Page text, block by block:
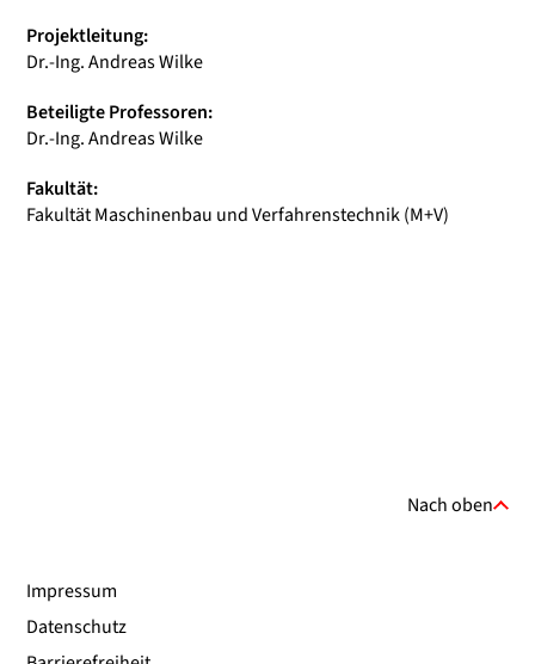
Projektleitung:
Dr.-Ing. Andreas Wilke
Beteiligte Professoren:
Dr.-Ing. Andreas Wilke
Fakultät:
Fakultät Maschinenbau und Verfahrenstechnik (M+V)
Nach oben
Impressum
Datenschutz